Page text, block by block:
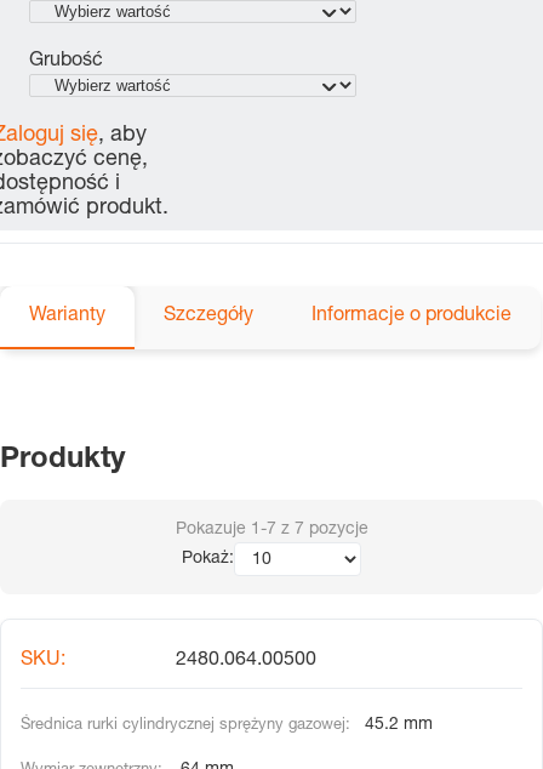
Grubość
się, aby
cenę,
i
produkt.
Warianty Szczegóły Informacje o produkcie
Produkty
Pokazuje 1-7 z 7 pozycje
Pokaż:
2480.064.00500
45.2 mm